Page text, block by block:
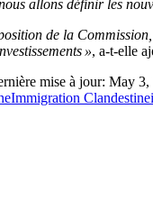
allons définir les
de la
», a-t-elle
mise à jour: May 3,
Immigration Clandestine